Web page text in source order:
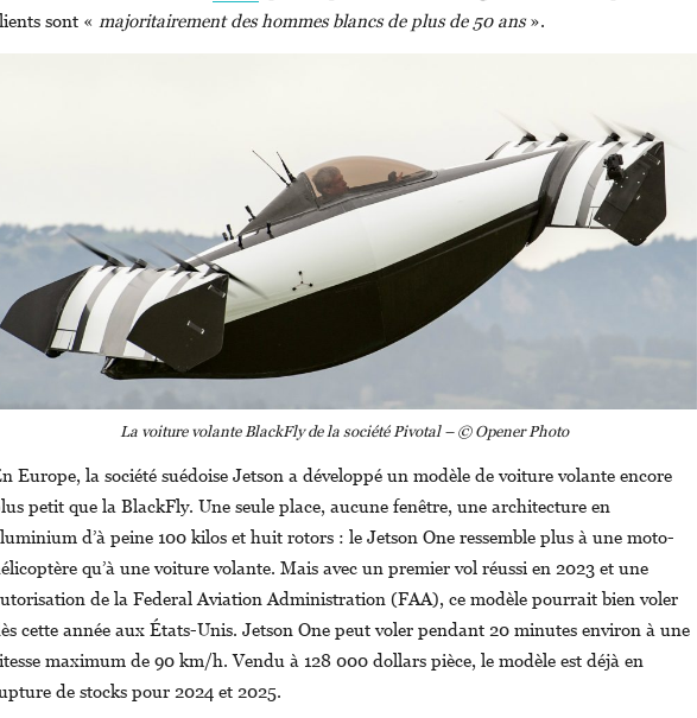
sont « majoritairement des hommes blancs de plus de 50 ans».
La voiture volante BlackFly de la société Pivotal – © Opener Photo
Europe, la société suédoise Jetson a développé un modèle de voiture volante encore
petit que la BlackFly. Une seule place, aucune fenêtre, une architecture en
d’à peine 100 kilos et huit rotors : le Jetson One ressemble plus à une moto-
qu’à une voiture volante. Mais avec un premier vol réussi en 2023 et une
de la Federal Aviation Administration (FAA), ce modèle pourrait bien voler
cette année aux États-Unis. Jetson One peut voler pendant 20 minutes environ à une
maximum de 90 km/h. Vendu à 128 000 dollars pièce, le modèle est déjà en
de stocks pour 2024 et 2025.